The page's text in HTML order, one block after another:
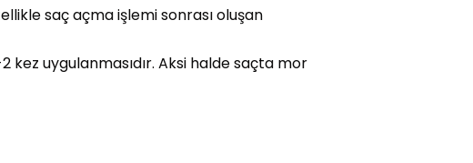
saç açma işlemi sonrası oluşan
uygulanmasıdır. Aksi halde saçta mor